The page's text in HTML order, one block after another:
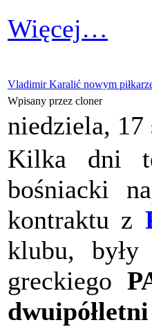
Więcej…
Vladimir Karalić nowym
Wpisany przez cloner
niedziela, 17
Kilka dni
bośniacki
kontraktu z
klubu,
greckiego